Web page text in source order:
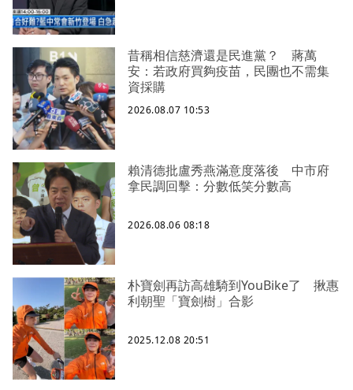
昔稱相信慈濟還是民進黨？ 蔣萬
安：若政府買夠疫苗，民團也不需集
資採購
2026.08.07 10:53
賴清德批盧秀燕滿意度落後 中市府
拿民調回擊：分數低笑分數高
2026.08.06 08:18
朴寶劍再訪高雄騎到YouBike了 揪惠
利朝聖「寶劍樹」合影
2025.12.08 20:51